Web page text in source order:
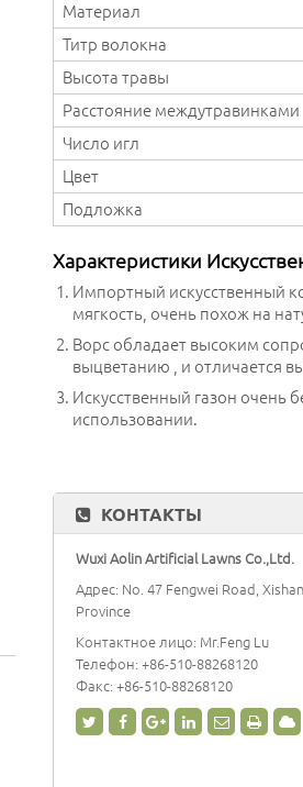
Материал
Титр волокна
Высота травы
Расстояние междутравинками
Число игл
Цвет
Подложка
Характеристики
Импортный искусственный
мягкость, очень похож на
Ворс обладает высоким
выцветанию , и отличается
Искусственный газон очень
использовании.
КОНТАКТЫ
Wuxi Aolin Artificial Lawns Co.,Ltd.
Адрес: No. 47 Fengwei Road,
Province
Контактное лицо: Mr.Feng Lu
Телефон:+86-510-88268120
Факс: +86-510-88268120